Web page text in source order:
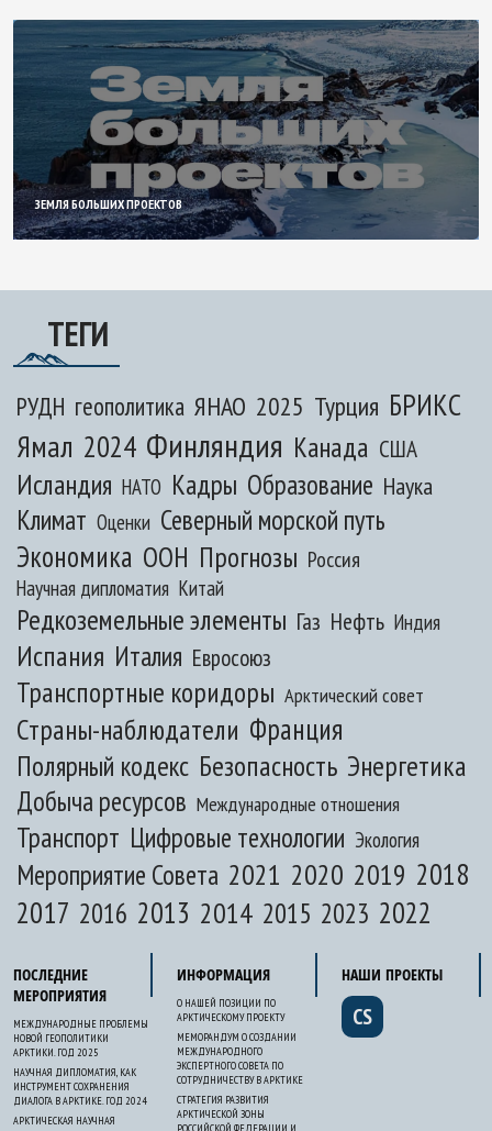
ЗЕМЛЯ БОЛЬШИХ ПРОЕКТОВ
ТЕГИ
РУДН геополитика ЯНАО 2025 Турция БРИКС
Ямал 2024 Финляндия Канада США
Исландия НАТО Кадры Образование Наука
Климат Оценки Северный морской путь
Экономика ООН Прогнозы Россия
Научная дипломатия Китай
Редкоземельные элементы Газ Нефть Индия
Испания Италия Евросоюз
Транспортные коридоры Арктический совет
Страны-наблюдатели Франция
Полярный кодекс Безопасность Энергетика
Добыча ресурсов Международные отношения
Транспорт Цифровые технологии Экология
Мероприятие Совета 2021 2020 2019 2018
2017 2016 2013 2014 2015 2023 2022
ПОСЛЕДНИЕ
МЕРОПРИЯТИЯ
МЕЖДУНАРОДНЫЕ ПРОБЛЕМЫ
НОВОЙ ГЕОПОЛИТИКИ
АРКТИКИ. ГОД 2025
НАУЧНАЯ ДИПЛОМАТИЯ, КАК
ИНСТРУМЕНТ СОХРАНЕНИЯ
ДИАЛОГА В АРКТИКЕ. ГОД 2024
АРКТИЧЕСКАЯ НАУЧНАЯ
ИНФОРМАЦИЯ
О НАШЕЙ ПОЗИЦИИ ПО
АРКТИЧЕСКОМУ ПРОЕКТУ
МЕМОРАНДУМ О СОЗДАНИИ
МЕЖДУНАРОДНОГО
ЭКСПЕРТНОГО СОВЕТА ПО
СОТРУДНИЧЕСТВУ В АРКТИКЕ
СТРАТЕГИЯ РАЗВИТИЯ
АРКТИЧЕСКОЙ ЗОНЫ
НАШИ ПРОЕКТЫ
CS